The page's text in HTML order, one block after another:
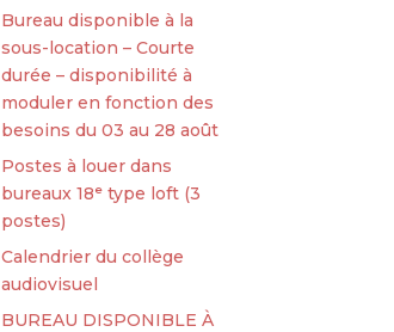
Bureau disponible à la
sous-location – Courte
durée – disponibilité à
moduler en fonction des
besoins du 03 au 28 août
Postes à louer dans
bureaux 18ᵉ type loft (3
postes)
Calendrier du collège
audiovisuel
BUREAU DISPONIBLE À